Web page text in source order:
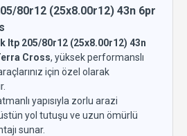
80r12 (25x8.00r12) 43n 6pr
Itp 205/80r12 (25x8.00r12) 43n
Cross, yüksek performanslı
için özel olarak
yapısıyla zorlu arazi
yol tutuşu ve uzun ömürlü
sunar.